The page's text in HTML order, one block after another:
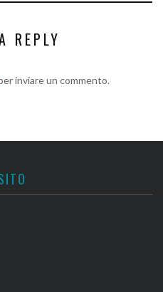
REPLY
inviare un commento.